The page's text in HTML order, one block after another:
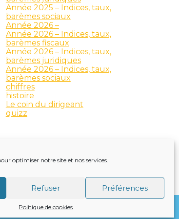
optimiser notre site et nos services.
Refuser Préférences
Politique de cookies
Année 2025 – Indices, taux,
barèmes sociaux
Année 2026 –
Année 2026 – Indices, taux,
barèmes fiscaux
Année 2026 – Indices, taux,
barèmes juridiques
Année 2026 – Indices, taux,
barèmes sociaux
chiffres
histoire
Le coin du dirigeant
quizz
VIE DU CABINET CONTACT